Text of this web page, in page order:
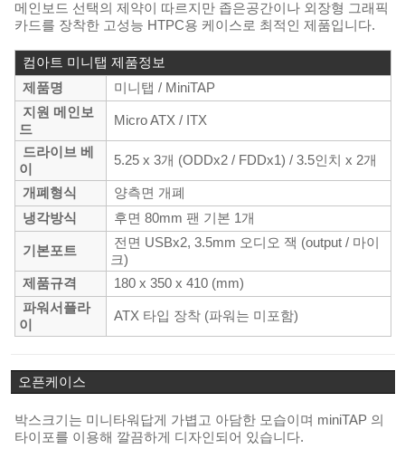
메인보드 선택의 제약이 따르지만 좁은공간이나 외장형 그래픽
카드를 장착한 고성능 HTPC용 케이스로 최적인 제품입니다.
컴아트 미니탭 제품정보
제품명
미니탭 / MiniTAP
지원 메인보
드
Micro ATX / ITX
드라이브 베
이
5.25 x 3개 (ODDx2 / FDDx1) / 3.5인치 x 2개
개폐형식
양측면 개폐
냉각방식
후면 80mm 팬 기본 1개
기본포트
전면 USBx2, 3.5mm 오디오 잭 (output / 마이
크)
제품규격
180 x 350 x 410 (mm)
파워서플라
이
ATX 타입 장착 (파워는 미포함)
오픈케이스
박스크기는 미니타워답게 가볍고 아담한 모습이며 miniTAP 의
타이포를 이용해 깔끔하게 디자인되어 있습니다.